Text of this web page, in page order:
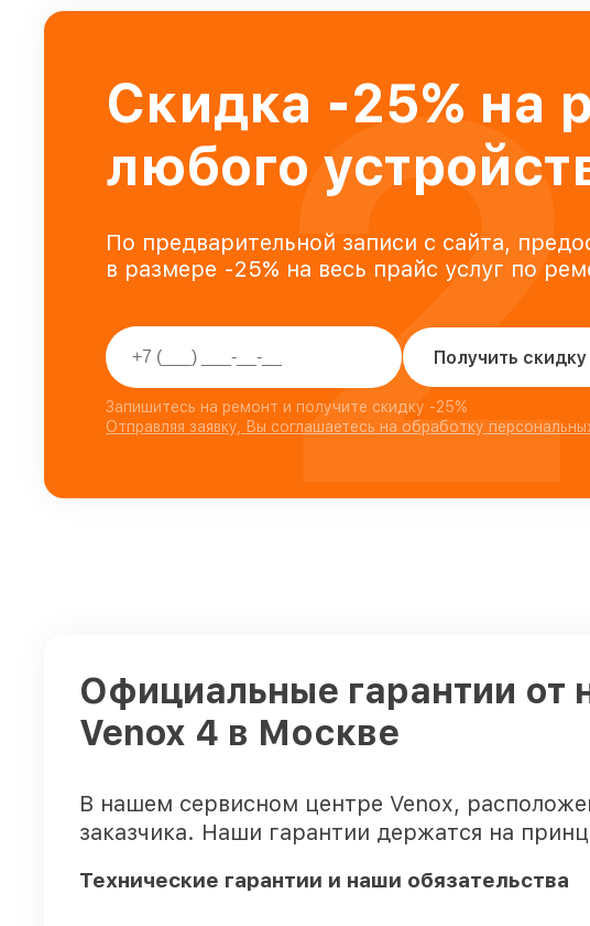
Скидка -25% на
любого
По предварительной записи с сайта,
в размере -25% на весь прайс услуг по
Получить скидку
Запишитесь на ремонт и получите скидку -25%
Отправляя заявку, Вы соглашаетесь на обработку
Официальные гарантии от
Venox 4 в Москве
В нашем сервисном центре Venox,
заказчика. Наши гарантии держатся на
Технические гарантии и наши обязательства